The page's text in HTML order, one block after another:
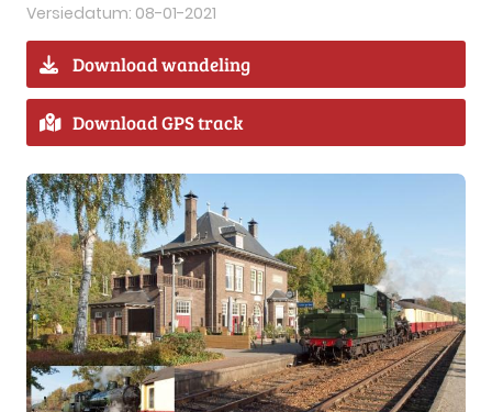
Versiedatum: 08-01-2021
Download wandeling
Download GPS track